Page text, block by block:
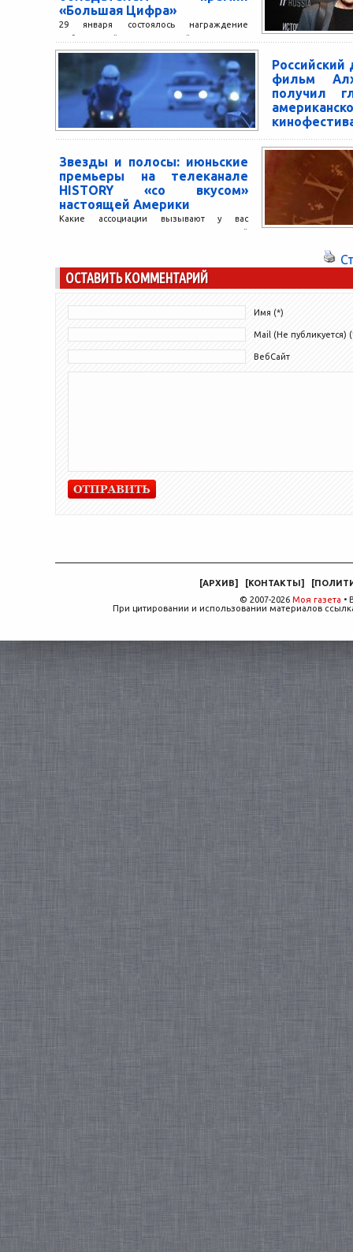
«Большая Цифра»
29 января состоялось награждение
победителей Национальной Премии в
области многоканального цифрового
телевидения «Большая Цифра». Лауреатом
в номинации «Лучшая телепрограмма о...
фильм
получил
российских
Шаталовой и
признан
картиной на
Звезды и полосы: июньские
премьеры на телеканале
HISTORY «со вкусом»
настоящей Америки
Какие ассоциации вызывают у вас
Соединенные Штаты Америки? Золотой
подготовил две...
ОСТАВИТЬ КОММЕНТАРИЙ
Имя (*)
Mail (Не публикуется)
ВебСайт
[АРХИВ] [КОНТАКТЫ] [
© 2007-2026 Моя газета •
При цитировании и использовании материалов